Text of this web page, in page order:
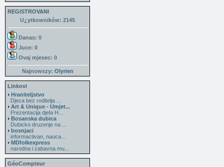
REGISTROVANI
U¿ytkowników: 2145
Danas: 0
Juce: 0
Ovaj mjesec: 0
Najnowszy: Olyrien
Linkovi
Hraniteljstvo
Djeca bez roditelja ...
Art & Unique - Umjet...
Prezentacija djela H...
Bosanska dubica
Dubicko druzenje na ...
bosnjaci
informactivan, nauca...
MDfolkexpress
narodna i zabavna mu...
GéoCompteur